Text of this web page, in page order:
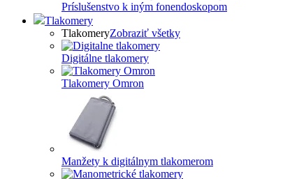
Príslušenstvo k iným fonendoskopom
Tlakomery
TlakomeryZobraziť všetky
Digitálne tlakomery
Tlakomery Omron
Manžety k digitálnym tlakomerom